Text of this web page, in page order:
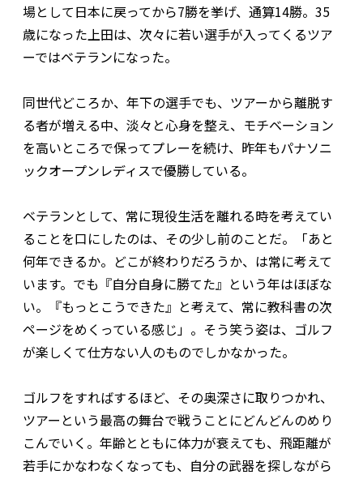
場として日本に戻ってから7勝を挙げ、通算14勝。35
歳になった上田は、次々に若い選手が入ってくるツア
ーではベテランになった。
同世代どころか、年下の選手でも、ツアーから離脱す
る者が増える中、淡々と心身を整え、モチベーション
を高いところで保ってプレーを続け、昨年もパナソニ
ックオープンレディスで優勝している。
ベテランとして、常に現役生活を離れる時を考えてい
ることを口にしたのは、その少し前のことだ。「あと
何年できるか。どこが終わりだろうか、は常に考えて
います。でも『自分自身に勝てた』という年はほぼな
い。『もっとこうできた』と考えて、常に教科書の次
ページをめくっている感じ」。そう笑う姿は、ゴルフ
が楽しくて仕方ない人のものでしかなかった。
ゴルフをすればするほど、その奥深さに取りつかれ、
ツアーという最高の舞台で戦うことにどんどんのめり
こんでいく。年齢とともに体力が衰えても、飛距離が
若手にかなわなくなっても、自分の武器を探しながら